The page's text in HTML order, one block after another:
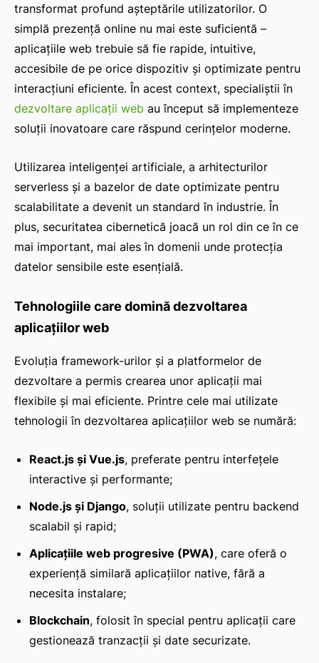
transformat profund așteptările utilizatorilor. O
simplă prezență online nu mai este suficientă –
aplicațiile web trebuie să fie rapide, intuitive,
accesibile de pe orice dispozitiv și optimizate pentru
interacțiuni eficiente. În acest context, specialiștii în
dezvoltare aplicații web au început să implementeze
soluții inovatoare care răspund cerințelor moderne.
Utilizarea inteligenței artificiale, a arhitecturilor
serverless și a bazelor de date optimizate pentru
scalabilitate a devenit un standard în industrie. În
plus, securitatea cibernetică joacă un rol din ce în ce
mai important, mai ales în domenii unde protecția
datelor sensibile este esențială.
Tehnologiile care domină dezvoltarea
aplicațiilor web
Evoluția framework-urilor și a platformelor de
dezvoltare a permis crearea unor aplicații mai
flexibile și mai eficiente. Printre cele mai utilizate
tehnologii în dezvoltarea aplicațiilor web se numără:
React.js și Vue.js, preferate pentru interfețele
interactive și performante;
Node.js și Django, soluții utilizate pentru backend
scalabil și rapid;
Aplicațiile web progresive (PWA), care oferă o
experiență similară aplicațiilor native, fără a
necesita instalare;
Blockchain, folosit în special pentru aplicații care
gestionează tranzacții și date securizate.